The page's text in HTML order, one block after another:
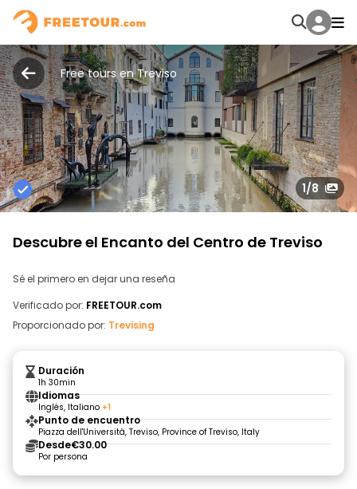
Free tours en Treviso
1/8
Descubre el Encanto del Centro de Treviso
Sé el primero en dejar una reseña
Verificado por: FREETOUR.com
Proporcionado por: Trevising
Duración
1h 30min
Idiomas
Inglés, Italiano +1
Punto de encuentro
Piazza dell'Università, Treviso, Province of Treviso, Italy
Desde€30.00
Por persona